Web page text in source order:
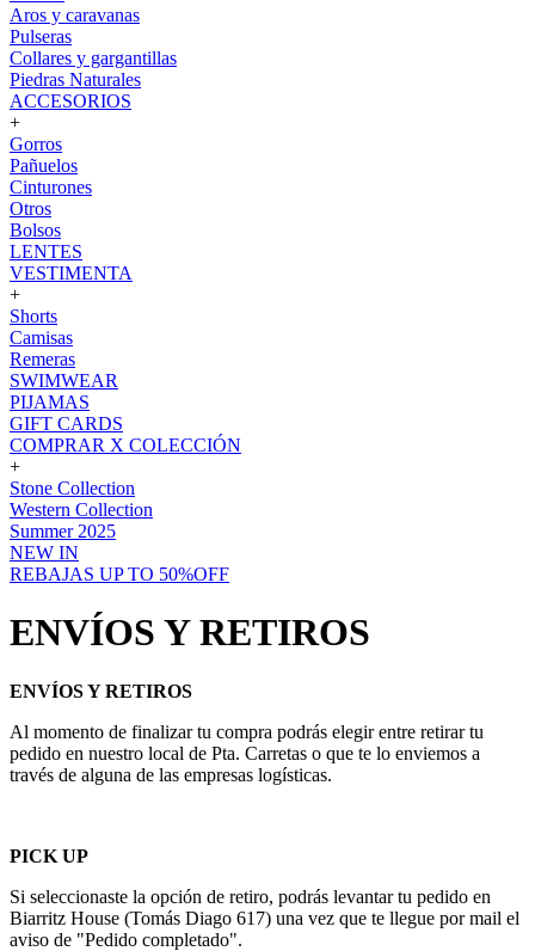
Aros y caravanas
Pulseras
Collares y gargantillas
Piedras Naturales
ACCESORIOS
+
Gorros
Pañuelos
Cinturones
Otros
Bolsos
LENTES
VESTIMENTA
+
Shorts
Camisas
Remeras
SWIMWEAR
PIJAMAS
GIFT CARDS
COMPRAR X COLECCIÓN
+
Stone Collection
Western Collection
Summer 2025
NEW IN
REBAJAS UP TO 50%OFF
ENVÍOS Y RETIROS
ENVÍOS Y RETIROS
Al momento de finalizar tu compra podrás elegir entre retirar tu
pedido en nuestro local de Pta. Carretas o que te lo enviemos a
través de alguna de las empresas logísticas.
PICK UP
Si seleccionaste la opción de retiro, podrás levantar tu pedido en
Biarritz House (Tomás Diago 617) una vez que te llegue por mail el
aviso de "Pedido completado".